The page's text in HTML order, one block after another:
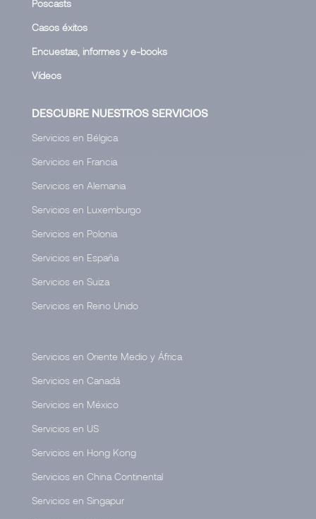
Poscasts
Casos éxitos
Encuestas, informes y e-books
Vídeos
DESCUBRE NUESTROS SERVICIOS
Servicios en Bélgica
Servicios en Francia
Servicios en Alemania
Servicios en Luxemburgo
Servicios en Polonia
Servicios en España
Servicios en Suiza
Servicios en Reino Unido
Servicios en Oriente Medio y África
Servicios en Canadá
Servicios en México
Servicios en US
Servicios en Hong Kong
Servicios en China Continental
Servicios en Singapur